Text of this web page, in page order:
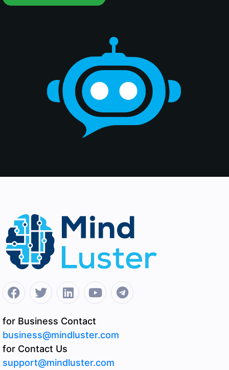
for Business Contact
business@mindluster.com
for Contact Us
support@mindluster.com